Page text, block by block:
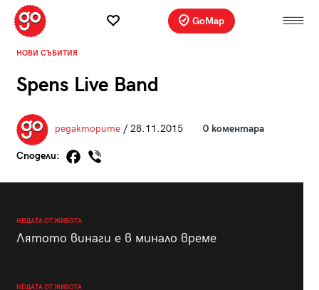
GoMap
НОВИ СЪБИТИЯ
Spens Live Band
редакторите/ 28.11.2015 0 коментара
Сподели:
НЕЩАТА ОТ ЖИВОТА
Лятото винаги е в минало време
НЕЩАТА ОТ ЖИВОТА